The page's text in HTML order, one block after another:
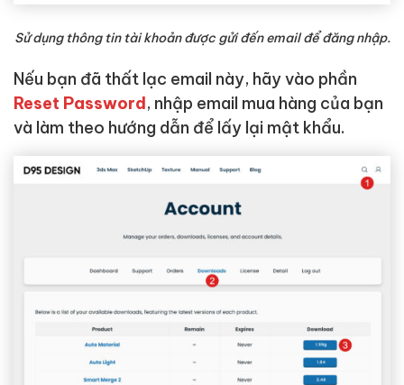
Sử dụng thông tin tài khoản được gửi đến email để đăng nhập.
Nếu bạn đã thất lạc email này, hãy vào phần
Reset Password, nhập email mua hàng của bạn
và làm theo hướng dẫn để lấy lại mật khẩu.